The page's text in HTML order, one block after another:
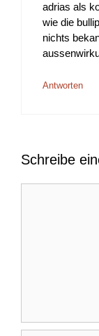
adrias als
wie die
nichts
Antworten
Schreibe